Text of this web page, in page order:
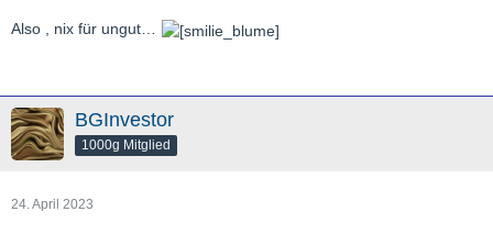
Also , nix für ungut…
BGInvestor
1000g Mitglied
24. April 2023